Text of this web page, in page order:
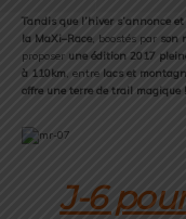
Tandis que l’hiver s’annonce
la MaXi–Race, boostés par son
proposer une édition 2017
à 110km, entre lacs et
offre une terre de trail magique !
J-6